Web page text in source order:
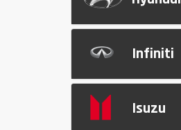
Infiniti
Isuzu